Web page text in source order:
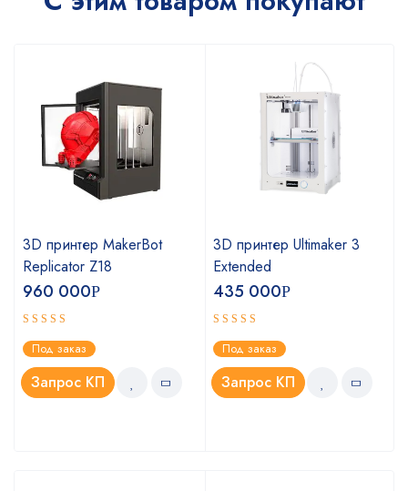
3D принтер MakerBot
Replicator Z18
960 000Р
Оценка
4.75из 5
Под заказ
Запрос КП
3D принтер Ultimaker 3
Extended
435 000Р
Оценка
5.00из 5
Под заказ
Запрос КП